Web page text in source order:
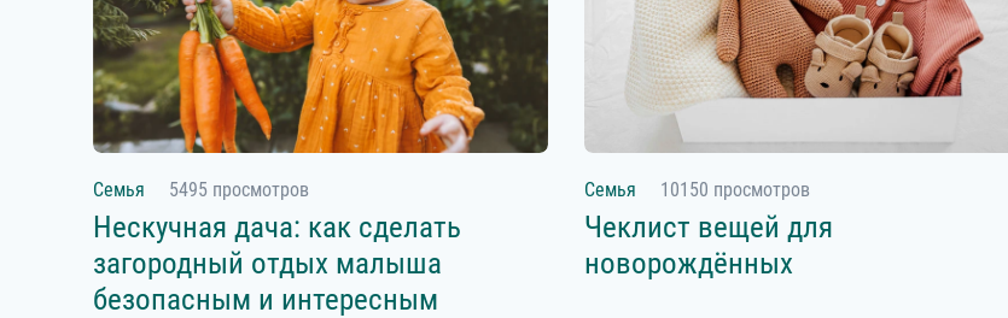
Семья 5495 просмотров
Нескучная дача: как сделать
загородный отдых малыша
безопасным и интересным
Семья 10150 просмотров
Чеклист вещей для
новорождённых